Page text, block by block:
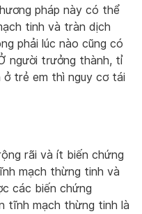
pháp này có thể
tinh và tràn dịch
phải lúc nào cũng có
người trưởng thành, tỉ
trẻ em thì nguy cơ tái
rãi và ít biến chứng
mạch thừng tinh và
các biến chứng
tĩnh mạch thừng tinh là